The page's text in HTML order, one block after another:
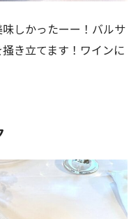
しかったーー！バルサ
き立てます！ワインに